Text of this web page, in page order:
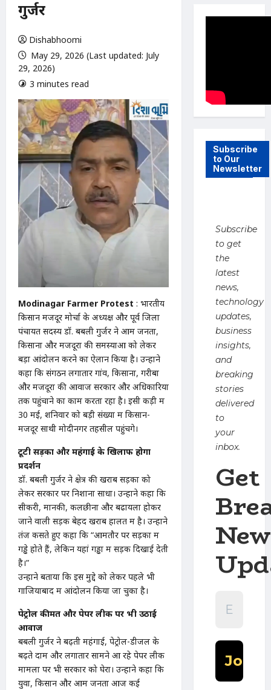
गुर्जर
Dishabhoomi
May 29, 2026 (Last updated: July
29, 2026)
3 minutes read
Modinagar Farmer Protest : भारतीय
किसान मजदूर मोर्चा के अध्यक्ष और पूर्व जिला
पंचायत सदस्य डॉ. बबली गुर्जर ने आम जनता,
किसानों और मजदूरों की समस्याओं को लेकर
बड़ा आंदोलन करने का ऐलान किया है। उन्होंने
कहा कि संगठन लगातार गांव, किसानों, गरीबों
और मजदूरों की आवाज सरकार और अधिकारियों
तक पहुंचाने का काम करता रहा है। इसी कड़ी में
30 मई, शनिवार को बड़ी संख्या में किसान-
मजदूर साथी मोदीनगर तहसील पहुंचेंगे।
टूटी सड़कों और महंगाई के खिलाफ होगा
प्रदर्शन
डॉ. बबली गुर्जर ने क्षेत्र की खराब सड़कों को
लेकर सरकार पर निशाना साधा। उन्होंने कहा कि
सीकरी, मानकी, कलछीना और बढायला होकर
जाने वाली सड़क बेहद खराब हालत में है। उन्होंने
तंज कसते हुए कहा कि “आमतौर पर सड़कों में
गड्ढे होते हैं, लेकिन यहां गड्ढों में सड़क दिखाई देती
है।”
उन्होंने बताया कि इस मुद्दे को लेकर पहले भी
गाजियाबाद में आंदोलन किया जा चुका है।
पेट्रोल कीमत और पेपर लीक पर भी उठाई
आवाज
बबली गुर्जर ने बढ़ती महंगाई, पेट्रोल-डीजल के
बढ़ते दाम और लगातार सामने आ रहे पेपर लीक
मामलों पर भी सरकार को घेरा। उन्होंने कहा कि
युवा, किसान और आम जनता आज कई
Subscribe
to Our
Newsletter
Subscribe
to get
the
latest
news,
technology
updates,
business
insights,
and
breaking
stories
delivered
to
your
inbox.
Get